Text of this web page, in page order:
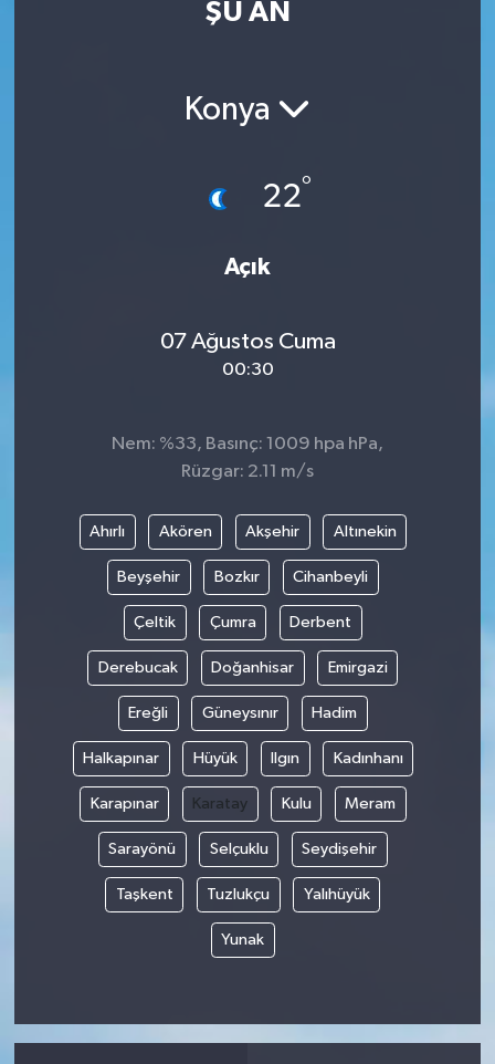
ŞU AN
Konya
22°
Açık
07 Ağustos Cuma
00:30
Nem: %33, Basınç: 1009 hpa hPa,
Rüzgar: 2.11 m/s
Ahırlı Akören Akşehir Altınekin
Beyşehir Bozkır Cihanbeyli
Çeltik Çumra Derbent
Derebucak Doğanhisar Emirgazi
Ereğli Güneysınır Hadim
Halkapınar Hüyük Ilgın Kadınhanı
Karapınar Karatay Kulu Meram
Sarayönü Selçuklu Seydişehir
Taşkent Tuzlukçu Yalıhüyük
Yunak